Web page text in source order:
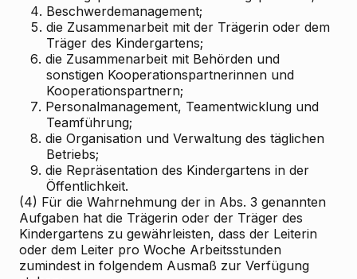
4. Beschwerdemanagement;
5. die Zusammenarbeit mit der Trägerin oder dem
Träger des Kindergartens;
6. die Zusammenarbeit mit Behörden und
sonstigen Kooperationspartnerinnen und
Kooperationspartnern;
7. Personalmanagement, Teamentwicklung und
Teamführung;
8. die Organisation und Verwaltung des täglichen
Betriebs;
9. die Repräsentation des Kindergartens in der
Öffentlichkeit.
(4) Für die Wahrnehmung der in Abs. 3 genannten
Aufgaben hat die Trägerin oder der Träger des
Kindergartens zu gewährleisten, dass der Leiterin
oder dem Leiter pro Woche Arbeitsstunden
zumindest in folgendem Ausmaß zur Verfügung